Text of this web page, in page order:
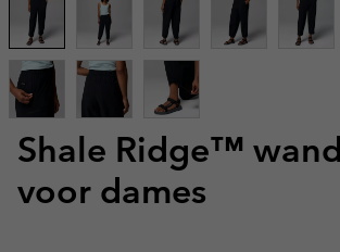
Shale Ridge™
voor dames